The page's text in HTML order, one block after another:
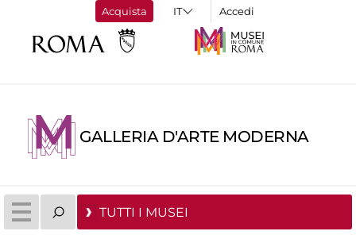
Acquista Accedi
GALLERIA D'ARTE MODERNA
TUTTI I MUSEI